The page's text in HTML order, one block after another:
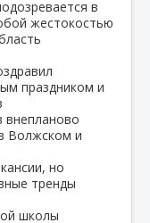
в
жестокостью
праздником и
внепланово
Волжском и
но
тренды
школы